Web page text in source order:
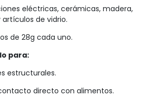
eléctricas, cerámicas, madera,
de vidrio.
de 28g cada uno.
para:
estructurales.
directo con alimentos.